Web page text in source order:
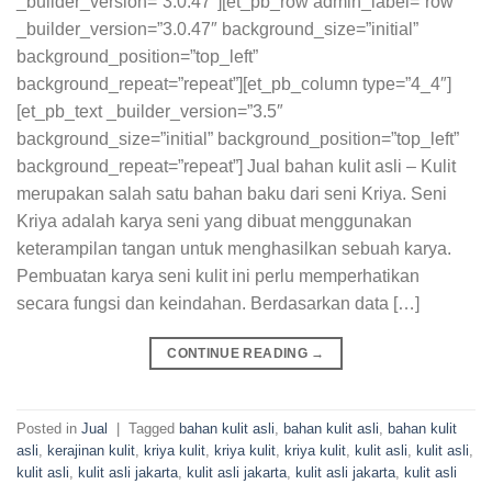
_builder_version=”3.0.47″ background_size=”initial”
background_position=”top_left”
background_repeat=”repeat”][et_pb_column type=”4_4″]
[et_pb_text _builder_version=”3.5″
background_size=”initial” background_position=”top_left”
background_repeat=”repeat”] Jual bahan kulit asli – Kulit
merupakan salah satu bahan baku dari seni Kriya. Seni
Kriya adalah karya seni yang dibuat menggunakan
keterampilan tangan untuk menghasilkan sebuah karya.
Pembuatan karya seni kulit ini perlu memperhatikan
secara fungsi dan keindahan. Berdasarkan data […]
CONTINUE READING →
Posted in Jual | Tagged bahan kulit asli bahan kulit asli bahan kulit
asli kerajinan kulit kriya kulit kriya kulit kriya kulit kulit asli kulit asli
kulit asli kulit asli jakarta kulit asli jakarta kulit asli jakarta kulit asli